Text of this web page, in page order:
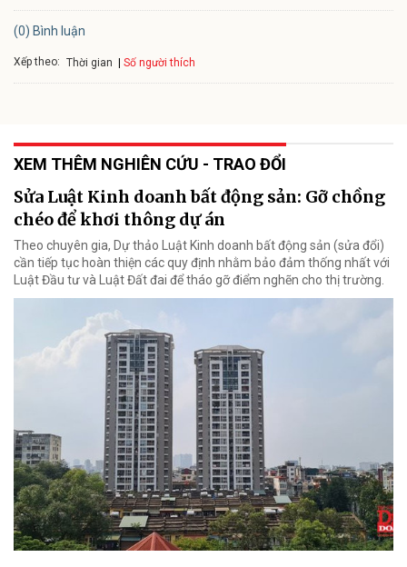
(0) Bình luận
Xếp theo: Thời gian Số người thích
XEM THÊM NGHIÊN CỨU - TRAO ĐỔI
Sửa Luật Kinh doanh bất động sản: Gỡ chồng
chéo để khơi thông dự án
Theo chuyên gia, Dự thảo Luật Kinh doanh bất động sản (sửa đổi)
cần tiếp tục hoàn thiện các quy định nhằm bảo đảm thống nhất với
Luật Đầu tư và Luật Đất đai để tháo gỡ điểm nghẽn cho thị trường.